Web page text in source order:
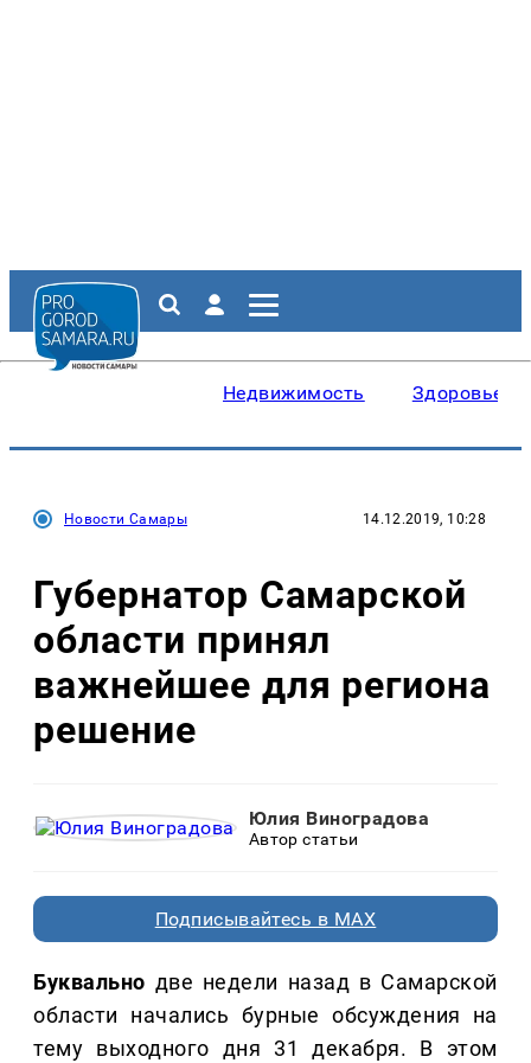
Недвижимость Здоровье
Новости Самары 14.12.2019, 10:28
Губернатор Самарской
области принял
важнейшее для региона
решение
Юлия Виноградова
Автор статьи
Подписывайтесь в MAX
Буквально две недели назад в Самарской
области начались бурные обсуждения на
тему выходного дня 31 декабря. В этом